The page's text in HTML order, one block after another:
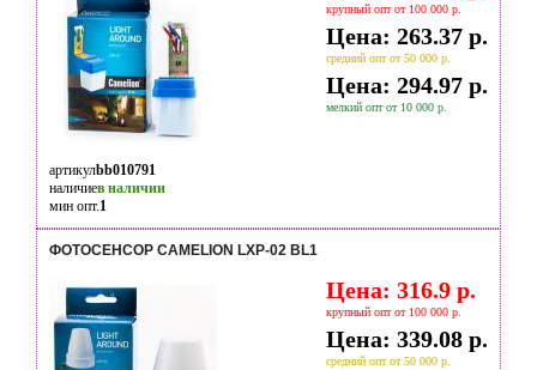
крупный опт от 100 000 р.
Цена: 263.37 р.
средний опт от 50 000 р.
Цена: 294.97 р.
мелкий опт от 10 000 р.
артикулbb010791
наличиев наличии
мин опт.1
ФОТОСЕНСОР CAMELION LXP-02 BL1
Цена: 316.9 р.
крупный опт от 100 000 р.
Цена: 339.08 р.
средний опт от 50 000 р.